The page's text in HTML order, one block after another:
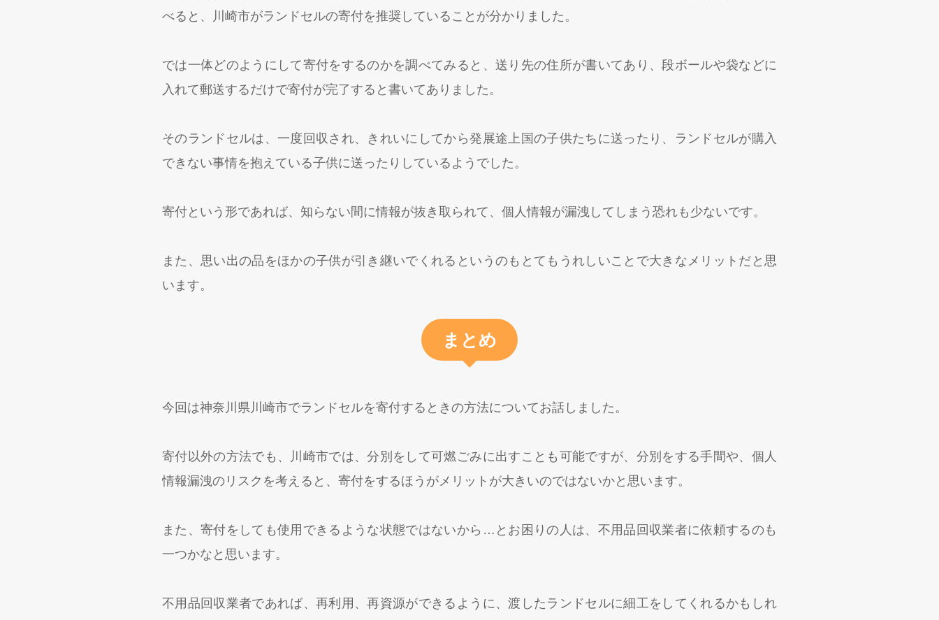
べると、川崎市がランドセルの寄付を推奨していることが分かりました。
では一体どのようにして寄付をするのかを調べてみると、送り先の住所が書いてあり、段ボールや袋などに
入れて郵送するだけで寄付が完了すると書いてありました。
そのランドセルは、一度回収され、きれいにしてから発展途上国の子供たちに送ったり、ランドセルが購入
できない事情を抱えている子供に送ったりしているようでした。
寄付という形であれば、知らない間に情報が抜き取られて、個人情報が漏洩してしまう恐れも少ないです。
また、思い出の品をほかの子供が引き継いでくれるというのもとてもうれしいことで大きなメリットだと思
います。
まとめ
今回は神奈川県川崎市でランドセルを寄付するときの方法についてお話しました。
寄付以外の方法でも、川崎市では、分別をして可燃ごみに出すことも可能ですが、分別をする手間や、個人
情報漏洩のリスクを考えると、寄付をするほうがメリットが大きいのではないかと思います。
また、寄付をしても使用できるような状態ではないから…とお困りの人は、不用品回収業者に依頼するのも
一つかなと思います。
不用品回収業者であれば、再利用、再資源ができるように、渡したランドセルに細工をしてくれるかもしれ